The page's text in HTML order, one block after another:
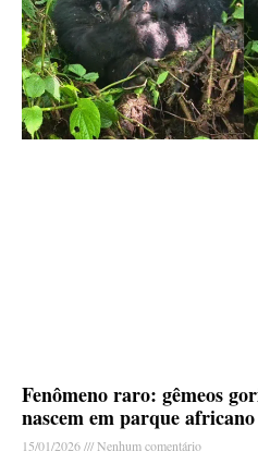
Fenômeno raro: gêmeos
nascem em parque africano
15/01/2026 Nenhum comentário